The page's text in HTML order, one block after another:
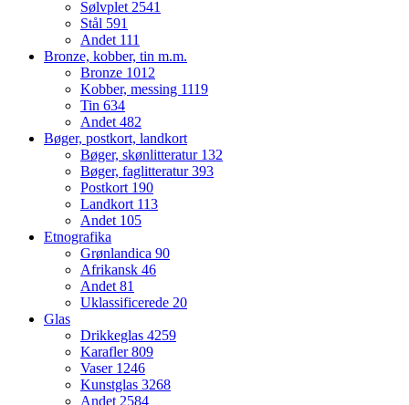
Sølvplet2541
Stål 591
Andet 111
Bronze, kobber, tin m.m.
Bronze 1012
Kobber, messing 1119
Tin 634
Andet482
Bøger, postkort, landkort
Bøger, skønlitteratur 132
Bøger, faglitteratur393
Postkort 190
Landkort 113
Andet 105
Etnografika
Grønlandica 90
Afrikansk 46
Andet81
Uklassificerede 20
Glas
Drikkeglas 4259
Karafler809
Vaser 1246
Kunstglas 3268
Andet2584